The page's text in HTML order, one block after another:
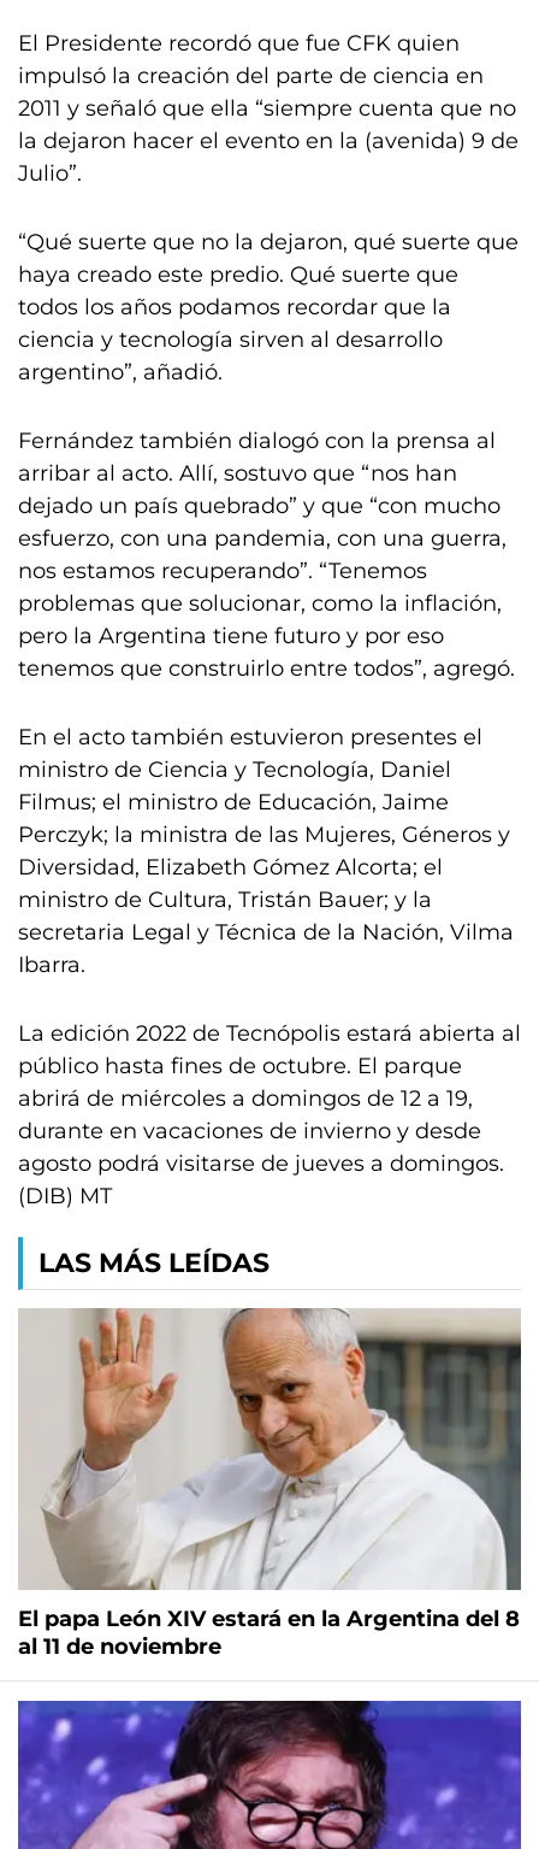
El Presidente recordó que fue CFK quien
impulsó la creación del parte de ciencia en
2011 y señaló que ella “siempre cuenta que no
la dejaron hacer el evento en la (avenida) 9 de
Julio”.
“Qué suerte que no la dejaron, qué suerte que
haya creado este predio. Qué suerte que
todos los años podamos recordar que la
ciencia y tecnología sirven al desarrollo
argentino”, añadió.
Fernández también dialogó con la prensa al
arribar al acto. Allí, sostuvo que “nos han
dejado un país quebrado” y que “con mucho
esfuerzo, con una pandemia, con una guerra,
nos estamos recuperando”. “Tenemos
problemas que solucionar, como la inflación,
pero la Argentina tiene futuro y por eso
tenemos que construirlo entre todos”, agregó.
En el acto también estuvieron presentes el
ministro de Ciencia y Tecnología, Daniel
Filmus; el ministro de Educación, Jaime
Perczyk; la ministra de las Mujeres, Géneros y
Diversidad, Elizabeth Gómez Alcorta; el
ministro de Cultura, Tristán Bauer; y la
secretaria Legal y Técnica de la Nación, Vilma
Ibarra.
La edición 2022 de Tecnópolis estará abierta al
público hasta fines de octubre. El parque
abrirá de miércoles a domingos de 12 a 19,
durante en vacaciones de invierno y desde
agosto podrá visitarse de jueves a domingos.
(DIB) MT
LAS MÁS LEÍDAS
El papa León XIV estará en la Argentina del 8
al 11 de noviembre